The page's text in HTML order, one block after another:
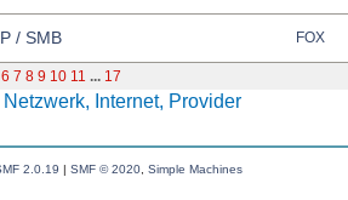
/ SMB FOX
6 7 8 9 10 11 ... 17
Netzwerk, Internet, Provider
2.0.19 SMF © 2020, Simple Machines